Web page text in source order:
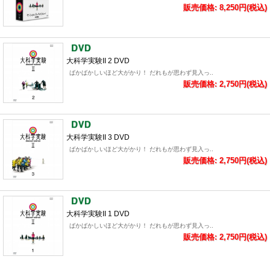
販売価格: 8,250円(税込)
大科学実験II 2 DVD
ばかばかしいほど大がかり！ だれもが思わず見入っ..
販売価格: 2,750円(税込)
大科学実験II 3 DVD
ばかばかしいほど大がかり！ だれもが思わず見入っ..
販売価格: 2,750円(税込)
大科学実験II 1 DVD
ばかばかしいほど大がかり！ だれもが思わず見入っ..
販売価格: 2,750円(税込)